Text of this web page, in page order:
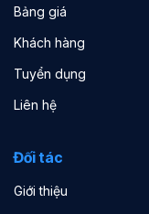
Bảng giá
Khách hàng
Tuyển dụng
Liên hệ
Đối tác
Giới thiệu